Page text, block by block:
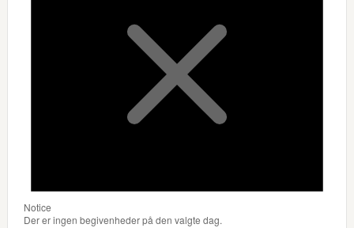
Notice
Der er ingen begivenheder på den valgte dag.